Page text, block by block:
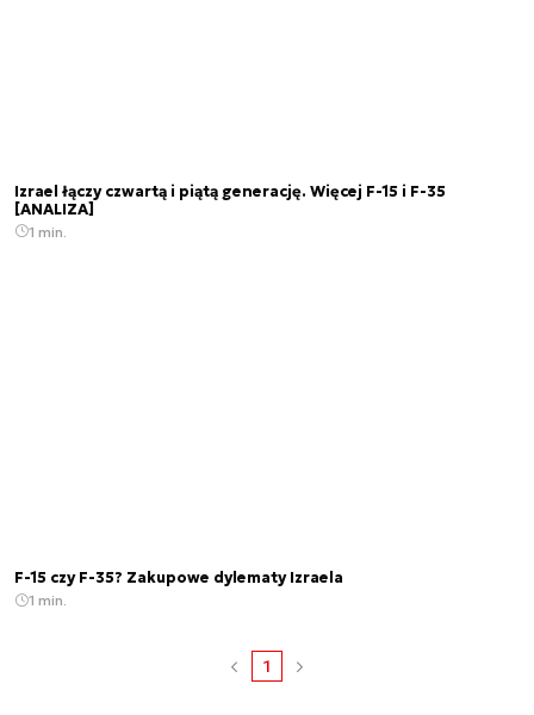
Izrael łączy czwartą i piątą generację. Więcej F-15 i F-35
[ANALIZA]
1 min.
F-15 czy F-35? Zakupowe dylematy Izraela
1 min.
1